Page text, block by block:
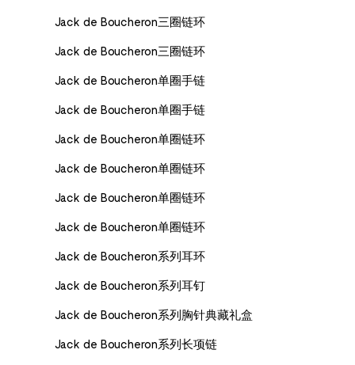
Jack de Boucheron三圈链环
Jack de Boucheron三圈链环
Jack de Boucheron单圈手链
Jack de Boucheron单圈手链
Jack de Boucheron单圈链环
Jack de Boucheron单圈链环
Jack de Boucheron单圈链环
Jack de Boucheron单圈链环
Jack de Boucheron系列耳环
Jack de Boucheron系列耳钉
Jack de Boucheron系列胸针典藏礼盒
Jack de Boucheron系列长项链